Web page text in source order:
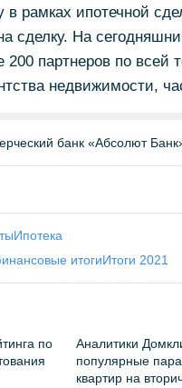
в рамках ипотечной
сделку. На
200 партнеров по
недвижимости,
банк «Абсолют
Ипотека
итогиИтоги 2021
по
Аналитики
популярные
квартир на